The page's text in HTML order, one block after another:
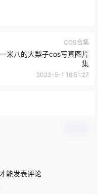
COS合集
一米八的大梨子cos写真图片
集
2023-5-1 18:51:27
能发表评论